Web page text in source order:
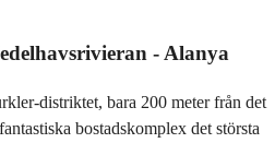
- Alanya
distriktet, bara 200 meter från det
bostadskomplex det största